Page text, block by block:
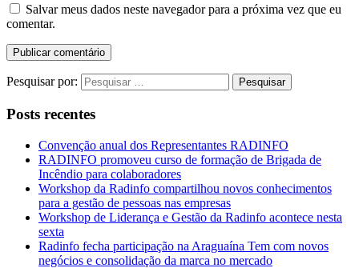
Salvar meus dados neste navegador para a próxima vez que eu
comentar.
Pesquisar por:
Posts recentes
Convenção anual dos Representantes RADINFO
RADINFO promoveu curso de formação de Brigada de
Incêndio para colaboradores
Workshop da Radinfo compartilhou novos conhecimentos
para a gestão de pessoas nas empresas
Workshop de Liderança e Gestão da Radinfo acontece nesta
sexta
Radinfo fecha participação na Araguaína Tem com novos
negócios e consolidação da marca no mercado